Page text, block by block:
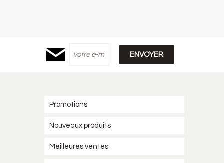
Promotions
Nouveaux produits
Meilleures ventes